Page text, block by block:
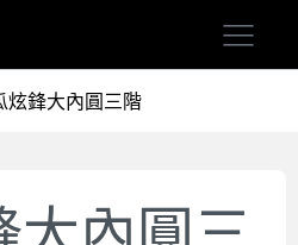
炫鋒大內圓三階